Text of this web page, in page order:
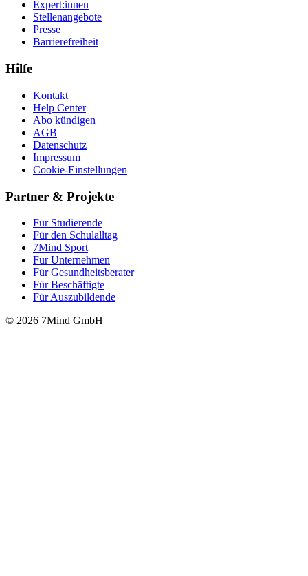
Expert:innen
Stellenangebote
Presse
Barrierefreiheit
Hilfe
Kontakt
Help Center
Abo kündigen
AGB
Datenschutz
Impressum
Cookie-Einstellungen
Partner & Projekte
Für Stu­die­rende
Für den Schulalltag
7Mind Sport
Für Unter­neh­men
Für Gesund­heits­be­ra­ter
Für Beschäftigte
Für Auszubildende
© 2026 7Mind GmbH